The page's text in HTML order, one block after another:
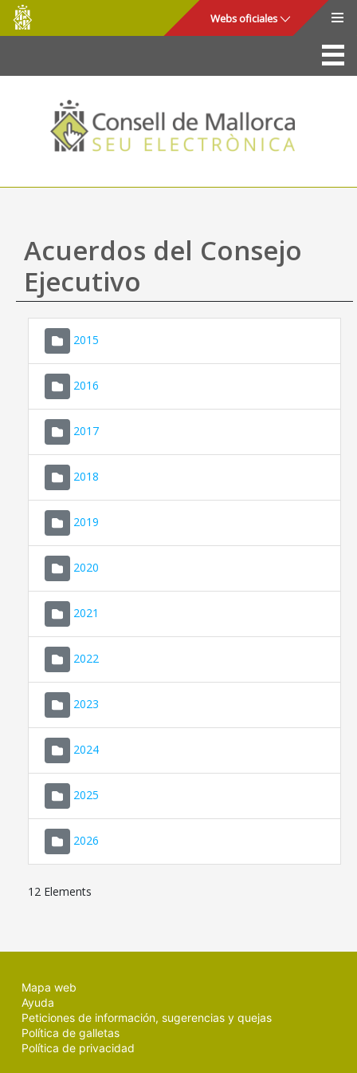
Saltar al contenido principal
Consell
de
Mallorca
Webs oficiales
La Sede
Consejo de Mallorca
Acceso y seguridad
Utilidades
Mapa web
Ayuda
Acuerdos del Consejo
Ejecutivo
2015
2016
2017
2018
2019
2020
2021
2022
2023
2024
2025
2026
12 Elements
Mapa web
Ayuda
Peticiones de información, sugerencias y quejas
Política de galletas
Política de privacidad